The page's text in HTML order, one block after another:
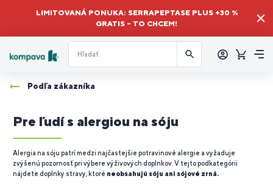
LIMITOVANÁ PONUKA: SERRAPEPTASE PLUS +30 %
GRATIS – TO CHCEM!
sa
Košík
Podľa zákazníka
Pre ľudí s alergiou na sóju
Alergia na sóju patrí medzi najčastejšie potravinové alergie a vyžaduje
zvýšenú pozornosť pri výbere výživových doplnkov. V tejto podkategórii
nájdete doplnky stravy, ktoré neobsahujú sóju ani sójové zrná.